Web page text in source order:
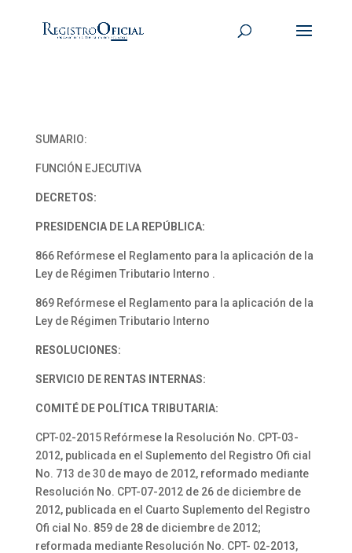
SUMARIO:
FUNCIÓN EJECUTIVA
DECRETOS:
PRESIDENCIA DE LA REPÚBLICA:
866 Refórmese el Reglamento para la aplicación de la
Ley de Régimen Tributario Interno .
869 Refórmese el Reglamento para la aplicación de la
Ley de Régimen Tributario Interno
RESOLUCIONES:
SERVICIO DE RENTAS INTERNAS:
COMITÉ DE POLÍTICA TRIBUTARIA:
CPT-02-2015 Refórmese la Resolución No. CPT-03-
2012, publicada en el Suplemento del Registro Ofi cial
No. 713 de 30 de mayo de 2012, reformado mediante
Resolución No. CPT-07-2012 de 26 de diciembre de
2012, publicada en el Cuarto Suplemento del Registro
Ofi cial No. 859 de 28 de diciembre de 2012;
reformada mediante Resolución No. CPT- 02-2013,